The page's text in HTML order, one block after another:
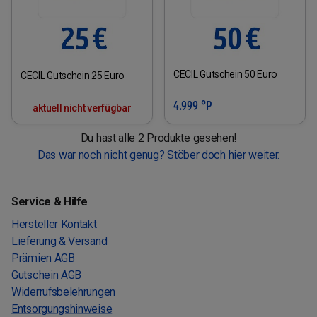
CECIL Gutschein 25 Euro
aktuell nicht verfügbar
CECIL Gutschein 50 Euro
4.999 °P
Du hast alle 2 Produkte gesehen!
Das war noch nicht genug? Stöber doch hier weiter.
Service & Hilfe
Hersteller Kontakt
Lieferung & Versand
Prämien AGB
Gutschein AGB
Widerrufsbelehrungen
Entsorgungshinweise